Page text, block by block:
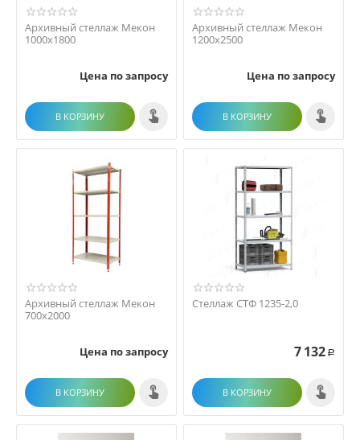
Архивный стеллаж Мекон
1000х1800
Цена по запросу
В КОРЗИНУ
Архивный стеллаж Мекон
1200х2500
Цена по запросу
В КОРЗИНУ
Архивный стеллаж Мекон
700х2000
Цена по запросу
В КОРЗИНУ
Стеллаж СТФ 1235-2,0
7 132 Р
В КОРЗИНУ